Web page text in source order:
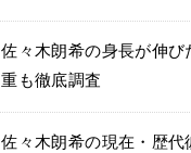
佐々木朗希の身長が伸び
重も徹底調査
佐々木朗希の現在・歴代